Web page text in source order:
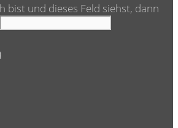
bist und dieses Feld siehst, dann